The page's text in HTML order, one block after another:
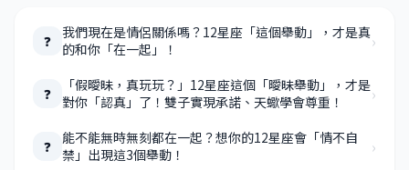
❓ 我們現在是情侶關係嗎？12星座「這個舉動」，才是真
的和你「在一起」！
›
❓
「假曖昧，真玩玩？」12星座這個「曖昧舉動」，才是
對你「認真」了！雙子實現承諾、天蠍學會尊重！
›
❓
能不能無時無刻都在一起？想你的12星座會「情不自
禁」出現這3個舉動！
›